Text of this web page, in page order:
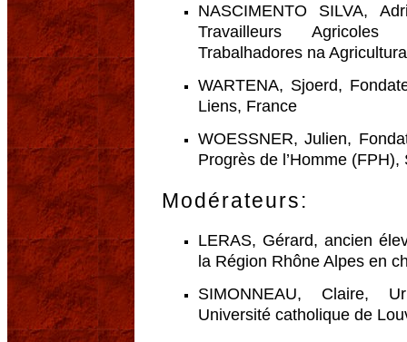
NASCIMENTO SILVA,
Travailleurs Agricoles
Trabalhadores na
WARTENA, Sjoerd,
Liens, France
WOESSNER, Julien,
Progrès de l’Homme (FPH),
Modérateurs:
LERAS, Gérard, ancien
la Région Rhône Alpes en
SIMONNEAU, Claire,
Université catholique de